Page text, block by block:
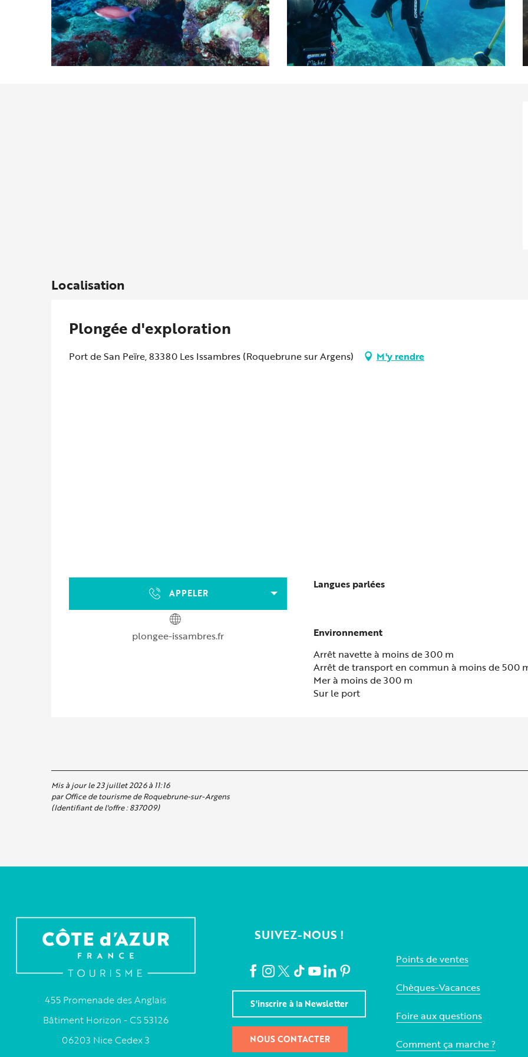
Localisation
Plongée d'exploration
Port de San Peïre, 83380 Les Issambres (Roquebrune sur Argens) M'y rendre
APPELER
plongee-issambres.fr
Langues parlées
Langues parlées
Environnement
Environnement
Arrêt navette à moins de 300 m
Arrêt de transport en commun à moins de 500
Mer à moins de 300 m
Sur le port
Mis à jour le 23 juillet 2026 à 11:16
par Office de tourisme de Roquebrune-sur-Argens
(Identifiant de l'offre :837009)
455 Promenade des Anglais
Bâtiment Horizon - CS 53126
06203 Nice Cedex 3
SUIVEZ-NOUS !
S'inscrire à la Newsletter
NOUS CONTACTER
Points de ventes
Chèques-Vacances
Foire aux questions
Comment ça marche ?